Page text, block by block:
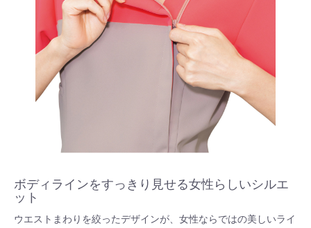
ボディラインをすっきり見せる女性らしいシルエ
ット
ウエストまわりを絞ったデザインが、女性ならではの美しいライ